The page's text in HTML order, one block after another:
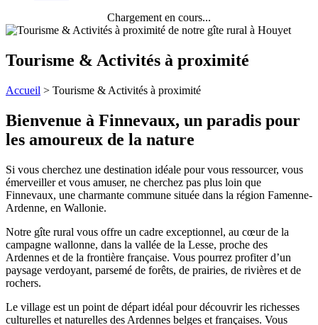
Chargement en cours...
Tourisme & Activités à proximité
Accueil > Tourisme & Activités à proximité
Bienvenue à Finnevaux, un paradis pour
les amoureux de la nature
Si vous cherchez une destination idéale pour vous ressourcer, vous
émerveiller et vous amuser, ne cherchez pas plus loin que
Finnevaux, une charmante commune située dans la région Famenne-
Ardenne, en Wallonie.
Notre gîte rural vous offre un cadre exceptionnel, au cœur de la
campagne wallonne, dans la vallée de la Lesse, proche des
Ardennes et de la frontière française. Vous pourrez profiter d’un
paysage verdoyant, parsemé de forêts, de prairies, de rivières et de
rochers.
Le village est un point de départ idéal pour découvrir les richesses
culturelles et naturelles des Ardennes belges et françaises. Vous